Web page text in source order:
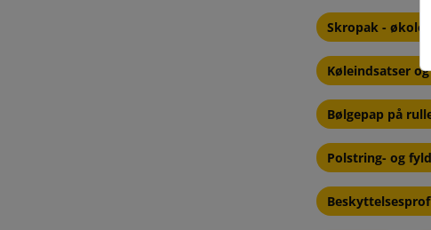
Skropak -
Køleindsatser
Bølgepap på
Polstring- og